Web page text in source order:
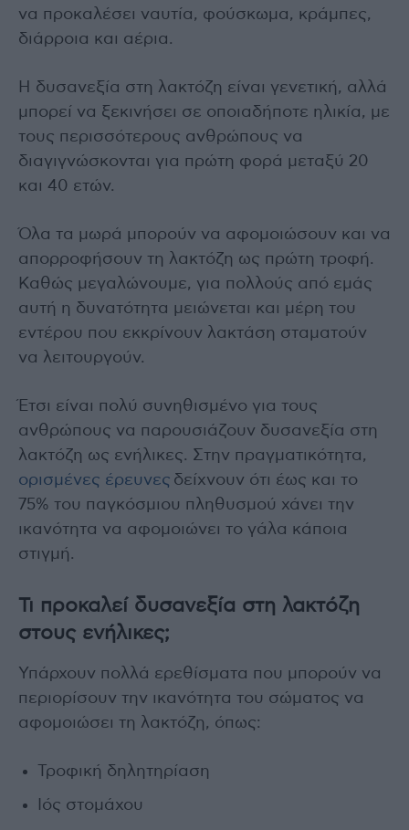
να προκαλέσει ναυτία, φούσκωμα, κράμπες,
διάρροια και αέρια.
Η δυσανεξία στη λακτόζη είναι γενετική, αλλά
μπορεί να ξεκινήσει σε οποιαδήποτε ηλικία, με
τους περισσότερους ανθρώπους να
διαγιγνώσκονται για πρώτη φορά μεταξύ 20
και 40 ετών.
Όλα τα μωρά μπορούν να αφομοιώσουν και να
απορροφήσουν τη λακτόζη ως πρώτη τροφή.
Καθώς μεγαλώνουμε, για πολλούς από εμάς
αυτή η δυνατότητα μειώνεται και μέρη του
εντέρου που εκκρίνουν λακτάση σταματούν
να λειτουργούν.
Έτσι είναι πολύ συνηθισμένο για τους
ανθρώπους να παρουσιάζουν δυσανεξία στη
λακτόζη ως ενήλικες. Στην πραγματικότητα,
ορισμένες έρευνες δείχνουν ότι έως και το
75% του παγκόσμιου πληθυσμού χάνει την
ικανότητα να αφομοιώνει το γάλα κάποια
στιγμή.
Τι προκαλεί δυσανεξία στη λακτόζη
στους ενήλικες;
Υπάρχουν πολλά ερεθίσματα που μπορούν να
περιορίσουν την ικανότητα του σώματος να
αφομοιώσει τη λακτόζη, όπως:
Τροφική δηλητηρίαση
Ιός στομάχου